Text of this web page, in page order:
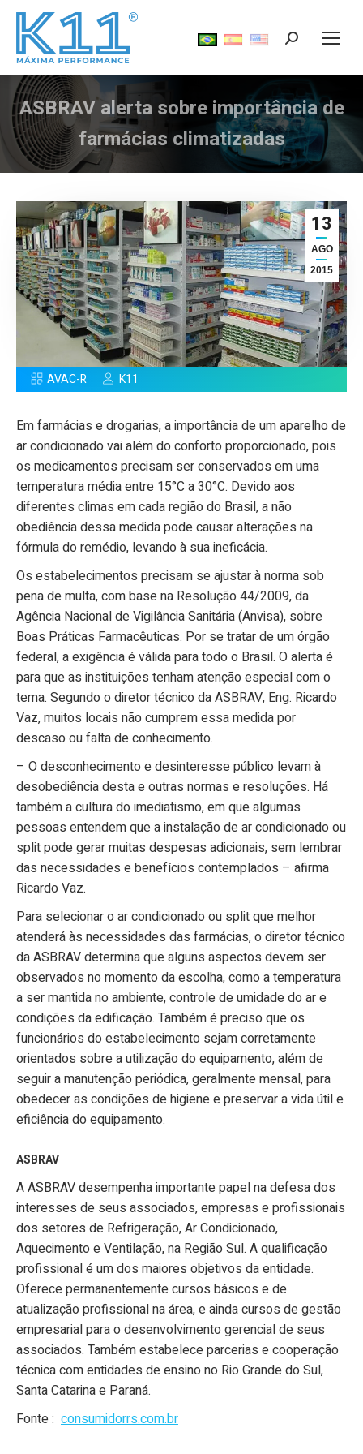
Search:
ASBRAV alerta sobre importância de
farmácias climatizadas
Você está aqui:
13
AGO
2015
AVAC-R K11
Em farmácias e drogarias, a importância de um aparelho de
ar condicionado vai além do conforto proporcionado, pois
os medicamentos precisam ser conservados em uma
temperatura média entre 15°C a 30°C. Devido aos
diferentes climas em cada região do Brasil, a não
obediência dessa medida pode causar alterações na
fórmula do remédio, levando à sua ineficácia.
Os estabelecimentos precisam se ajustar à norma sob
pena de multa, com base na Resolução 44/2009, da
Agência Nacional de Vigilância Sanitária (Anvisa), sobre
Boas Práticas Farmacêuticas. Por se tratar de um órgão
federal, a exigência é válida para todo o Brasil. O alerta é
para que as instituições tenham atenção especial com o
tema. Segundo o diretor técnico da ASBRAV, Eng. Ricardo
Vaz, muitos locais não cumprem essa medida por
descaso ou falta de conhecimento.
– O desconhecimento e desinteresse público levam à
desobediência desta e outras normas e resoluções. Há
também a cultura do imediatismo, em que algumas
pessoas entendem que a instalação de ar condicionado ou
split pode gerar muitas despesas adicionais, sem lembrar
das necessidades e benefícios contemplados – afirma
Ricardo Vaz.
Para selecionar o ar condicionado ou split que melhor
atenderá às necessidades das farmácias, o diretor técnico
da ASBRAV determina que alguns aspectos devem ser
observados no momento da escolha, como a temperatura
a ser mantida no ambiente, controle de umidade do ar e
condições da edificação. Também é preciso que os
funcionários do estabelecimento sejam corretamente
orientados sobre a utilização do equipamento, além de
seguir a manutenção periódica, geralmente mensal, para
obedecer as condições de higiene e preservar a vida útil e
eficiência do equipamento.
ASBRAV
A ASBRAV desempenha importante papel na defesa dos
interesses de seus associados, empresas e profissionais
dos setores de Refrigeração, Ar Condicionado,
Aquecimento e Ventilação, na Região Sul. A qualificação
profissional é um dos maiores objetivos da entidade.
Oferece permanentemente cursos básicos e de
atualização profissional na área, e ainda cursos de gestão
empresarial para o desenvolvimento gerencial de seus
associados. Também estabelece parcerias e cooperação
técnica com entidades de ensino no Rio Grande do Sul,
Santa Catarina e Paraná.
Fonte : consumidorrs.com.br